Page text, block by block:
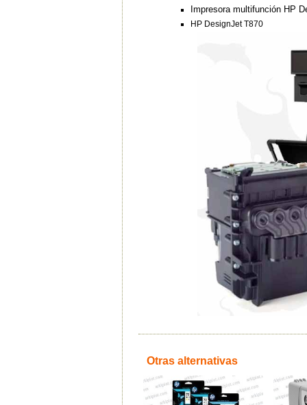
Impresora multifunción HP
HP DesignJet T870
Otras alternativas